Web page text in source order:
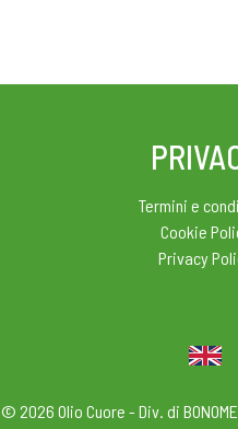
Termini e
Cookie
Privacy
© 2026 Olio Cuore - Div. di